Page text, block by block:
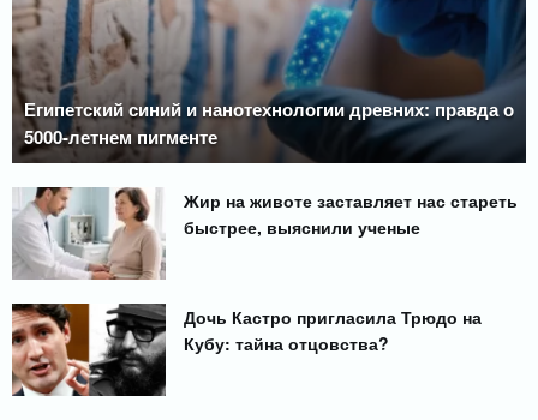
Египетский синий и нанотехнологии древних: правда о
5000-летнем пигменте
Жир на животе заставляет нас стареть
быстрее, выяснили ученые
Дочь Кастро пригласила Трюдо на
Кубу: тайна отцовства?